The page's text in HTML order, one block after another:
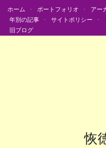
ホーム ポートフォリオ アー
年別の記事
サイトポリシー
旧ブログ
恢